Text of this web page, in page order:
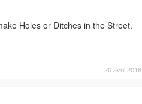
Holes or Ditches in the Street.
20 avril 2016